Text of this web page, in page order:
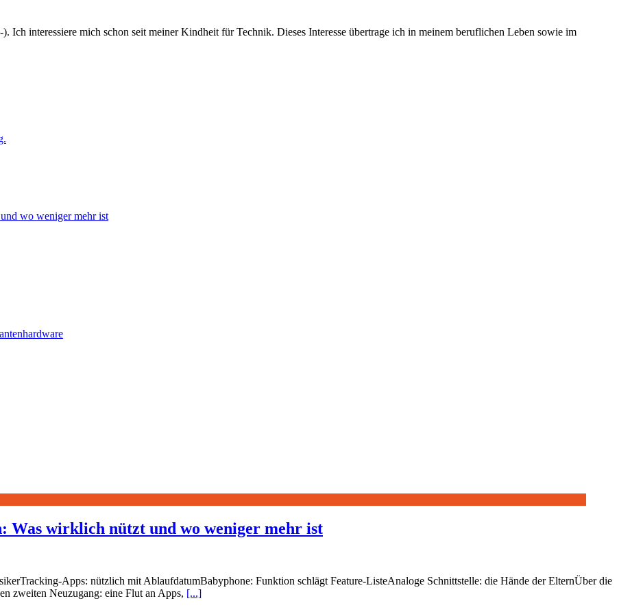
Ich interessiere mich schon seit meiner Kindheit für Technik. Dieses Interesse übertrage ich in meinem beruflichen Leben sowie im
wo weniger mehr ist
wirklich nützt und wo weniger mehr ist
Apps: nützlich mit AblaufdatumBabyphone: Funktion schlägt Feature-ListeAnaloge Schnittstelle: die Hände der ElternÜber die
zweiten Neuzugang: eine Flut an Apps, [...]